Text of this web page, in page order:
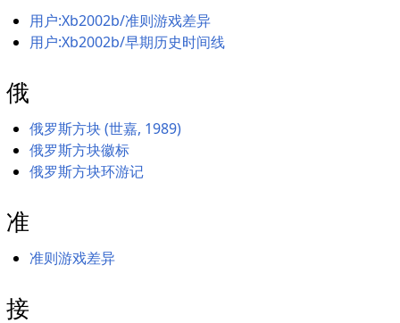
用户:Xb2002b/准则游戏差异
用户:Xb2002b/早期历史时间线
俄
俄罗斯方块 (世嘉, 1989)
俄罗斯方块徽标
俄罗斯方块环游记
准
准则游戏差异
接